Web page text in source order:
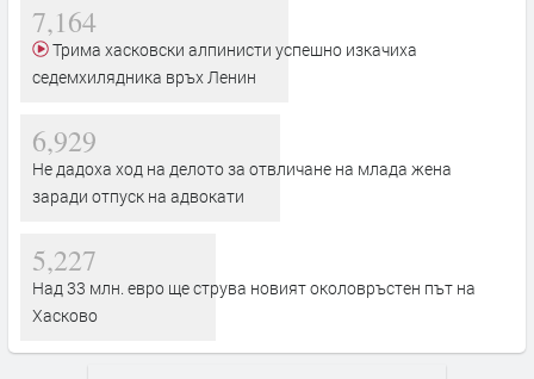
7,164
седемхилядника връх Ленин
6,929
Не дадоха ход на делото за отвличане на млада жена
заради отпуск на адвокати
5,227
Над 33 млн. евро ще струва новият околовръстен път на
Хасково